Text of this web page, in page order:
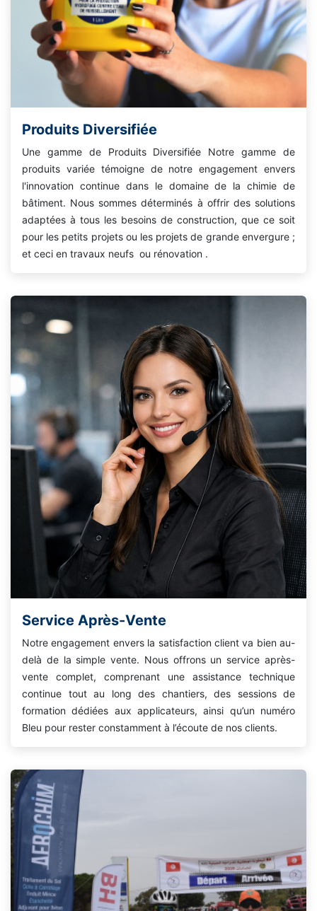
Produits Diversifiée
Une gamme de Produits Diversifiée Notre gamme de
produits variée témoigne de notre engagement envers
l'innovation continue dans le domaine de la chimie de
bâtiment. Nous sommes déterminés à offrir des solutions
adaptées à tous les besoins de construction, que ce soit
pour les petits projets ou les projets de grande envergure ;
et ceci en travaux neufs ou rénovation .
Service Après-Vente
Notre engagement envers la satisfaction client va bien au-
delà de la simple vente. Nous offrons un service après-
vente complet, comprenant une assistance technique
continue tout au long des chantiers, des sessions de
formation dédiées aux applicateurs, ainsi qu’un numéro
Bleu pour rester constamment à l’écoute de nos clients.